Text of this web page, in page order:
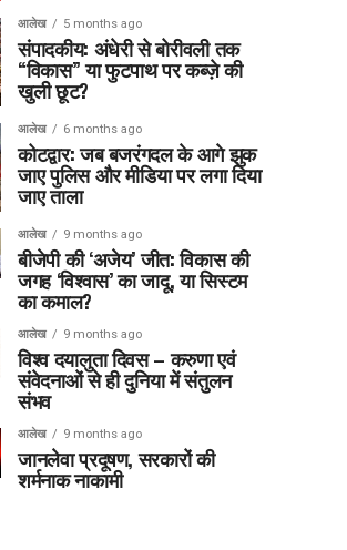
आलेख 5 months ago
संपादकीय: अंधेरी से बोरीवली तक
“विकास” या फुटपाथ पर कब्ज़े की
खुली छूट?
आलेख 6 months ago
कोटद्वार: जब बजरंगदल के आगे झुक
जाए पुलिस और मीडिया पर लगा दिया
जाए ताला
आलेख 9 months ago
बीजेपी की ‘अजेय’ जीत: विकास की
जगह ‘विश्वास’ का जादू, या सिस्टम
का कमाल?
आलेख 9 months ago
विश्व दयालुता दिवस – करुणा एवं
संवेदनाओं से ही दुनिया में संतुलन
संभव
आलेख 9 months ago
जानलेवा प्रदूषण, सरकारों की
शर्मनाक नाकामी